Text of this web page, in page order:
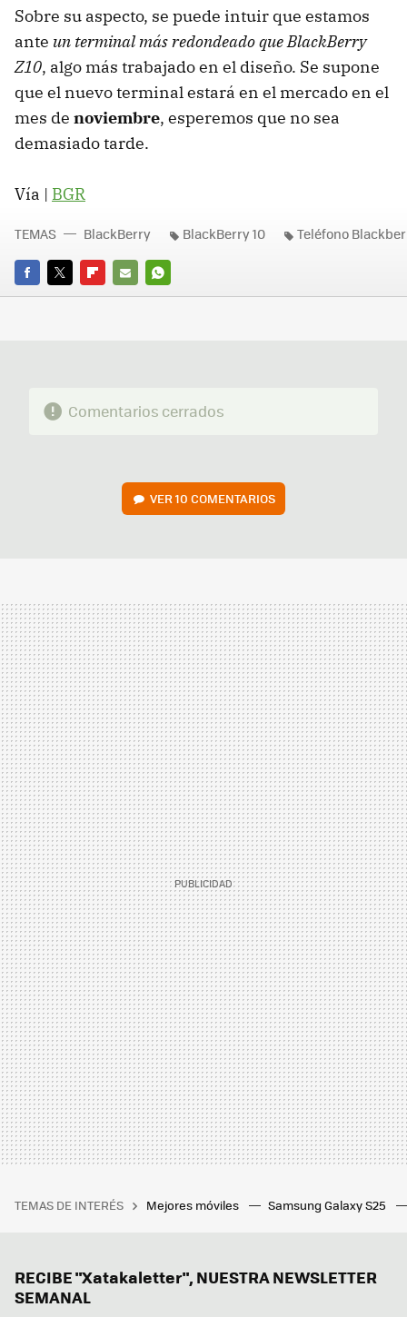
Sobre su aspecto, se puede intuir que estamos
ante un terminal más redondeado que BlackBerry
Z10, algo más trabajado en el diseño. Se supone
que el nuevo terminal estará en el mercado en el
mes de noviembre, esperemos que no sea
demasiado tarde.
Vía | BGR
FACEBOOK
TWITTERFLIPBOARD
E-
WHATSAPP
TEMAS BlackBerry BlackBerry 10 Teléfono
Comentarios cerrados
VER 10 COMENTARIOS
TEMAS DE INTERÉS Mejores móviles Samsung Galaxy S25
RECIBE "Xatakaletter", NUESTRA NEWSLETTER
SEMANAL